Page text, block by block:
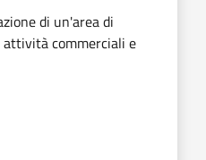
di un'area di
commerciali e